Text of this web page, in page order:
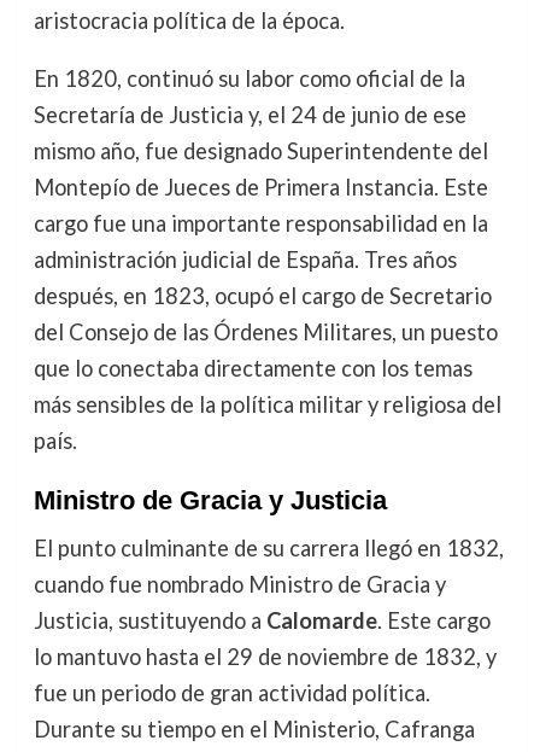
aristocracia política de la época.
En 1820, continuó su labor como oficial de la
Secretaría de Justicia y, el 24 de junio de ese
mismo año, fue designado Superintendente del
Montepío de Jueces de Primera Instancia. Este
cargo fue una importante responsabilidad en la
administración judicial de España. Tres años
después, en 1823, ocupó el cargo de Secretario
del Consejo de las Órdenes Militares, un puesto
que lo conectaba directamente con los temas
más sensibles de la política militar y religiosa del
país.
Ministro de Gracia y Justicia
El punto culminante de su carrera llegó en 1832,
cuando fue nombrado Ministro de Gracia y
Justicia, sustituyendo a Calomarde. Este cargo
lo mantuvo hasta el 29 de noviembre de 1832, y
fue un periodo de gran actividad política.
Durante su tiempo en el Ministerio, Cafranga